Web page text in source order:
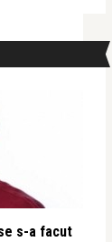
s-a facut